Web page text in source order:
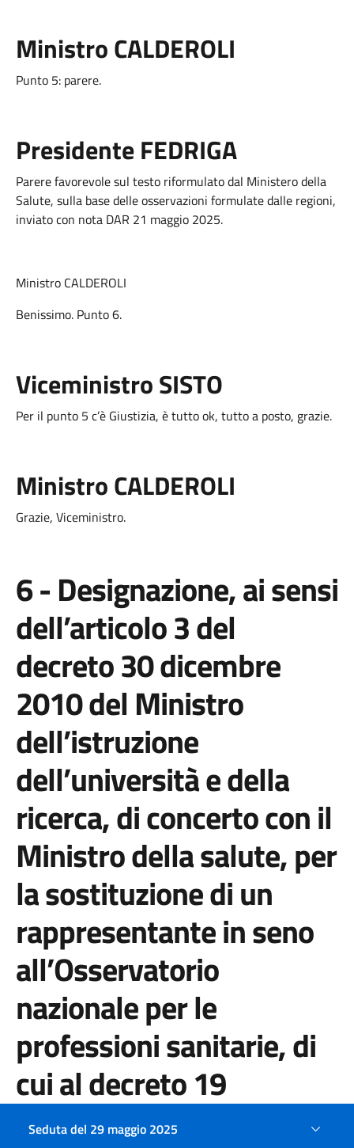
Ministro CALDEROLI
Punto 5: parere.
Presidente FEDRIGA
Parere favorevole sul testo riformulato dal Ministero della
Salute, sulla base delle osservazioni formulate dalle regioni,
inviato con nota DAR 21 maggio 2025.
Ministro CALDEROLI
Benissimo. Punto 6.
Viceministro SISTO
Per il punto 5 c’è Giustizia, è tutto ok, tutto a posto, grazie.
Ministro CALDEROLI
Grazie, Viceministro.
6 - Designazione, ai sensi
dell’articolo 3 del
decreto 30 dicembre
2010 del Ministro
dell’istruzione
dell’università e della
ricerca, di concerto con il
Ministro della salute, per
la sostituzione di un
rappresentante in seno
all’Osservatorio
nazionale per le
professioni sanitarie, di
cui al decreto 19
febbraio 2009 del
Seduta del 29 maggio 2025